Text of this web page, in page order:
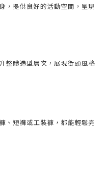
，提供良好的活動空間，呈現
整體造型層次，展現街頭風格
、短褲或工裝褲，都能輕鬆完